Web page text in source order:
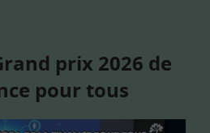
prix 2026 de
pour tous